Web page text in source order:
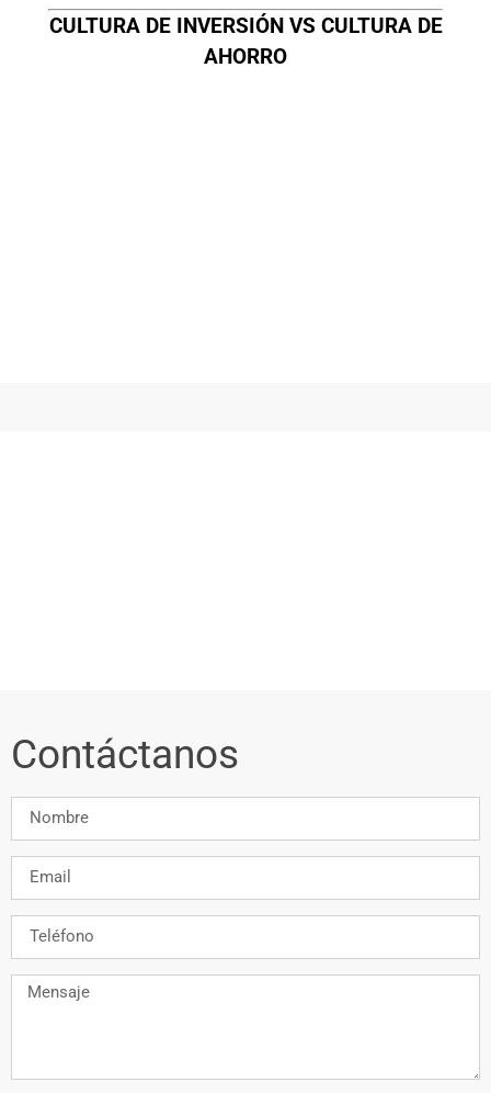
CULTURA DE INVERSIÓN VS CULTURA DE
AHORRO
Contáctanos